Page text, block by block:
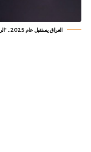
العراق يستقبل عام 2025.. "الرشيد" تهنئ جميع العراقيين بالسنة الجديدة